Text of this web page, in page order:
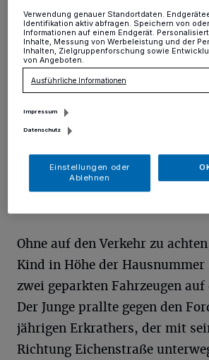
Hochdahl·Gestern Abend wurde ein
Junge an der Kastanienstraße in
Auto erfasst und leicht verletzt.
30.10.2015 , 12:00 Uhr
Ohne auf den Verkehr zu
Kind in Höhe der Hausnummer
zwei geparkten Fahrzeugen
Der Junge prallte gegen den
jährigen Erkrathers, der mit
Richtung Eichenstraße
Verwendung genauer Standortdaten.
Identifikation aktiv abfragen. Speichern von
Informationen auf einem Endgerät.
Inhalte, Messung von Werbeleistung und der
Inhalten, Zielgruppenforschung sowie
von Angeboten.
Ausführliche Informationen
Impressum
Datenschutz
Einstellungen oder
Ablehnen